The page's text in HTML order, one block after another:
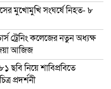
মুখোমুখি সংঘর্ষে নিহত- ৮
ট্রেনিং কলেজের নতুন অধ্যক্ষ
আজিজ
ছবি নিয়ে শাবিপ্রবিতে
প্রদর্শনী